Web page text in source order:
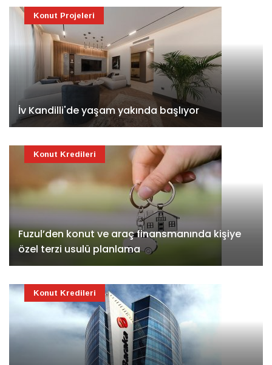
İv Kandilli'de yaşam yakında başlıyor
Konut Projeleri
Fuzul’den konut ve araç finansmanında kişiye
özel terzi usulü planlama
Konut Kredileri
Konut Kredileri